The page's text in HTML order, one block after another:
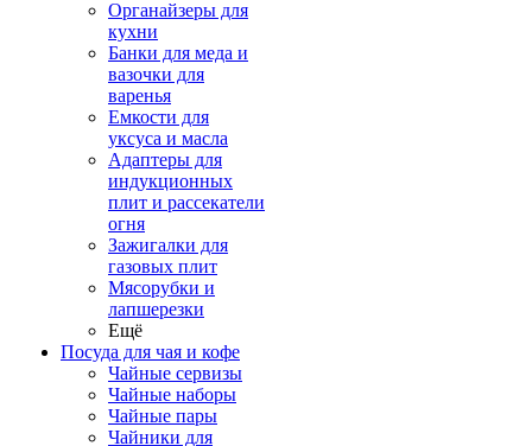
Органайзеры для
кухни
Банки для меда и
вазочки для
варенья
Емкости для
уксуса и масла
Адаптеры для
индукционных
плит и рассекатели
огня
Зажигалки для
газовых плит
Мясорубки и
лапшерезки
Ещё
Посуда для чая и кофе
Чайные сервизы
Чайные наборы
Чайные пары
Чайники для